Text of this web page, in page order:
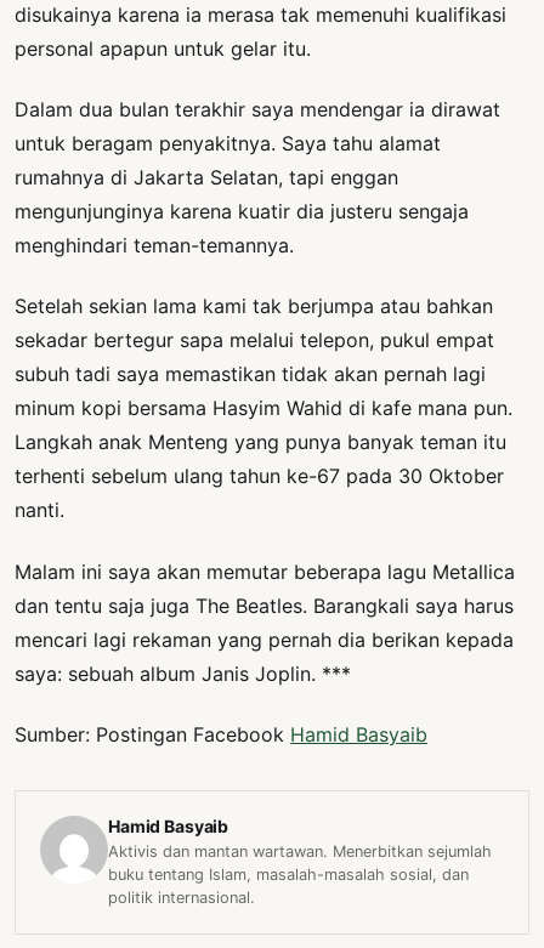
disukainya karena ia merasa tak memenuhi kualifikasi
personal apapun untuk gelar itu.
Dalam dua bulan terakhir saya mendengar ia dirawat
untuk beragam penyakitnya. Saya tahu alamat
rumahnya di Jakarta Selatan, tapi enggan
mengunjunginya karena kuatir dia justeru sengaja
menghindari teman-temannya.
Setelah sekian lama kami tak berjumpa atau bahkan
sekadar bertegur sapa melalui telepon, pukul empat
subuh tadi saya memastikan tidak akan pernah lagi
minum kopi bersama Hasyim Wahid di kafe mana pun.
Langkah anak Menteng yang punya banyak teman itu
terhenti sebelum ulang tahun ke-67 pada 30 Oktober
nanti.
Malam ini saya akan memutar beberapa lagu Metallica
dan tentu saja juga The Beatles. Barangkali saya harus
mencari lagi rekaman yang pernah dia berikan kepada
saya: sebuah album Janis Joplin. ***
Sumber: Postingan Facebook Hamid Basyaib
Hamid Basyaib
Aktivis dan mantan wartawan. Menerbitkan sejumlah
buku tentang Islam, masalah-masalah sosial, dan
politik internasional.